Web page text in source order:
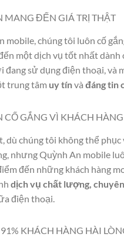
MANG ĐẾN GIÁ TRỊ THẬT
mobile, chúng tôi luôn cố
một dịch vụ tốt nhất dành
đang sử dụng điện thoại, và
trung tâm uy tínvà đáng tin
CỐ GẮNG VÌ KHÁCH HÀNG
dù chúng tôi không thể
nhưng Quỳnh An mobile
đến những khách hàng
dịch vụ chất lượng,
điện thoại.
KHÁCH HÀNG HÀI